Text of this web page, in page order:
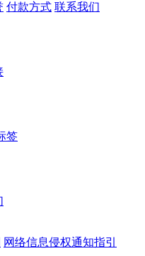
付款方式 联系我们
签
网络信息侵权通知指引